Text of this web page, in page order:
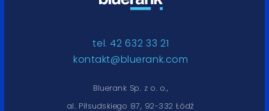
tel. 42 632 33 21
kontakt@bluerank.com
Bluerank Sp. z o. o.,
al. Piłsudskiego 87, 92-332 Łódź